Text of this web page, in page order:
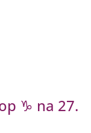
♑ na 27.